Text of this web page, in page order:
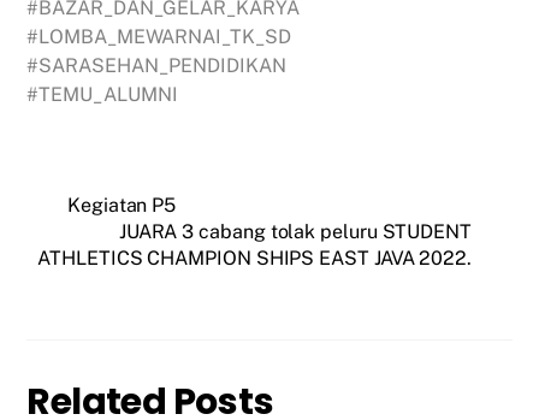
#BAZAR_DAN_GELAR_KARYA
#LOMBA_MEWARNAI_TK_SD
#SARASEHAN_PENDIDIKAN
#TEMU_ALUMNI
Kegiatan P5
JUARA 3 cabang tolak peluru STUDENT
ATHLETICS CHAMPION SHIPS EAST JAVA 2022.
Related Posts